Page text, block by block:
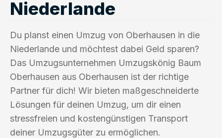
Niederlande
Du planst einen Umzug von Oberhausen in die
Niederlande und möchtest dabei Geld sparen?
Das Umzugsunternehmen Umzugskönig Baum
Oberhausen aus Oberhausen ist der richtige
Partner für dich! Wir bieten maßgeschneiderte
Lösungen für deinen Umzug, um dir einen
stressfreien und kostengünstigen Transport
deiner Umzugsgüter zu ermöglichen.